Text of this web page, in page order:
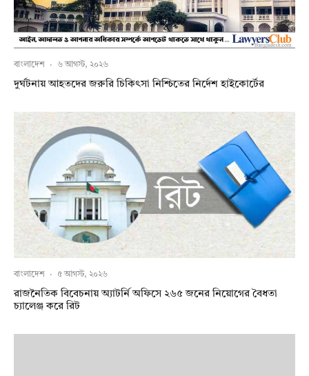
বাংলাদেশ · ৬ আগস্ট, ২০২৬
দুর্ঘটনায় আহতদের জরুরি চিকিৎসা নিশ্চিতের নির্দেশ হাইকোর্টের
বাংলাদেশ · ৫ আগস্ট, ২০২৬
রাজনৈতিক বিবেচনায় অ‍্যাটর্নি অফিসে ২৬৫ জনের নিয়োগের বৈধতা
চ্যালেঞ্জ করে রিট